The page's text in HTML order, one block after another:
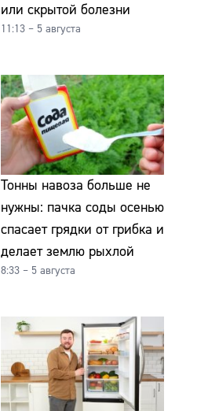
или скрытой болезни
11:13 – 5 августа
Тонны навоза больше не
нужны: пачка соды осенью
спасает грядки от грибка и
делает землю рыхлой
8:33 – 5 августа